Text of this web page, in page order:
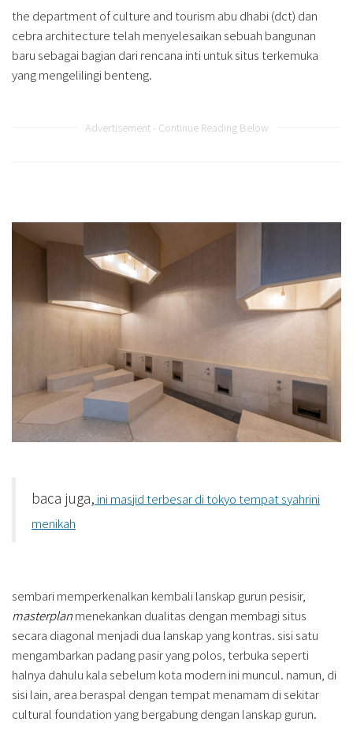
the department of culture and tourism abu dhabi (dct) dan
cebra architecture telah menyelesaikan sebuah bangunan
baru sebagai bagian dari rencana inti untuk situs terkemuka
yang mengelilingi benteng.
Advertisement - Continue Reading Below
baca juga, ini masjid terbesar di tokyo tempat syahrini
menikah
sembari memperkenalkan kembali lanskap gurun pesisir,
masterplanmenekankan dualitas dengan membagi situs
secara diagonal menjadi dua lanskap yang kontras. sisi satu
mengambarkan padang pasir yang polos, terbuka seperti
halnya dahulu kala sebelum kota modern ini muncul. namun, di
sisi lain, area beraspal dengan tempat menamam di sekitar
cultural foundation yang bergabung dengan lanskap gurun.